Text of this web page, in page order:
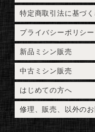
特定商取引法に基づ
プライバシーポリシー
新品ミシン販売
中古ミシン販売
はじめての方へ
修理、販売、以外の